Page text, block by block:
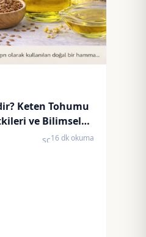
Keten Tohumu
ve Bilimsel
schedule
16 dk okuma